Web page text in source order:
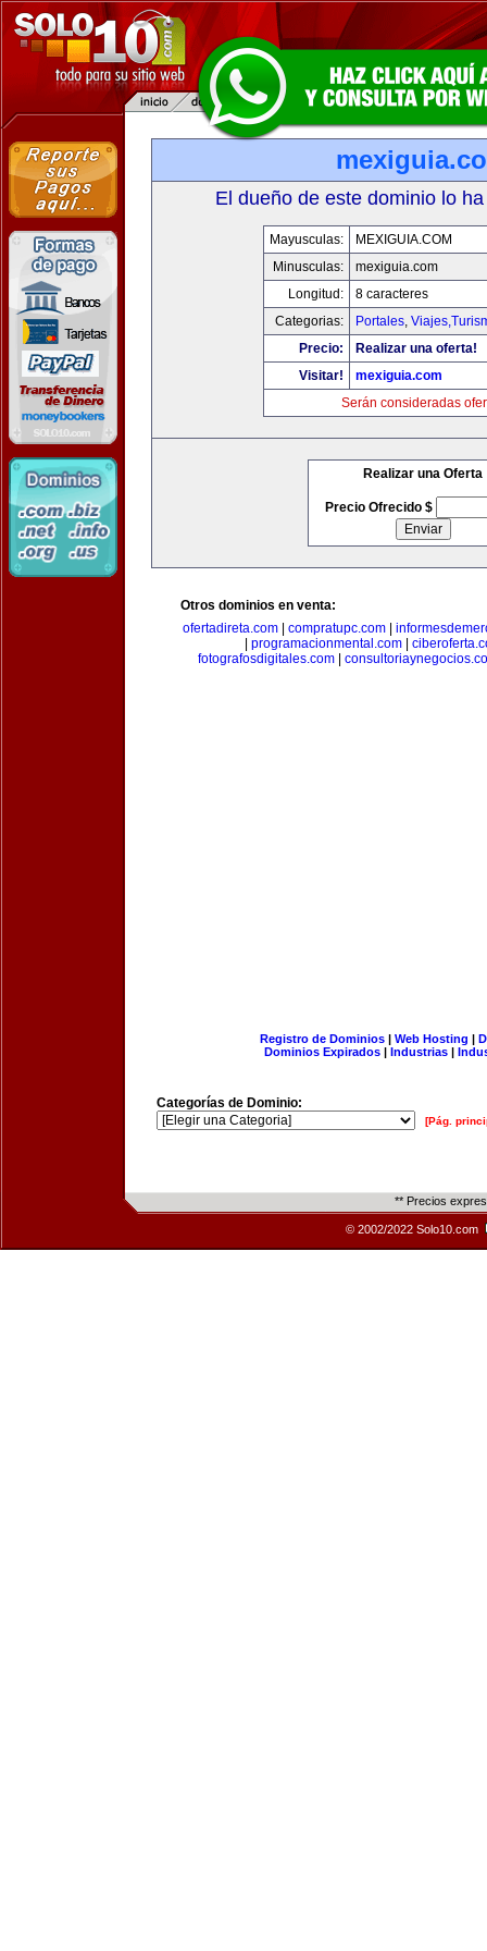
El dueño de este dominio lo
Mayusculas:
MEXIGUIA.COM
Minusculas:
mexiguia.com
Longitud:
8 caracteres
Categorias:
Portales,
Precio:
Realizar una oferta!
Visitar!
mexiguia.com
Serán consideradas
Realizar una Oferta
Precio Ofrecido $
Otros dominios en venta:
ofertadireta.com| compratupc.com|
programacionmental.com|
fotografosdigitales.com
Registro de Dominios| Web Hosting |
Dominios Expirados | Industrias |
Categorías de Dominio:
[Pág.
** Precios
© 2002/2022 Solo10.com